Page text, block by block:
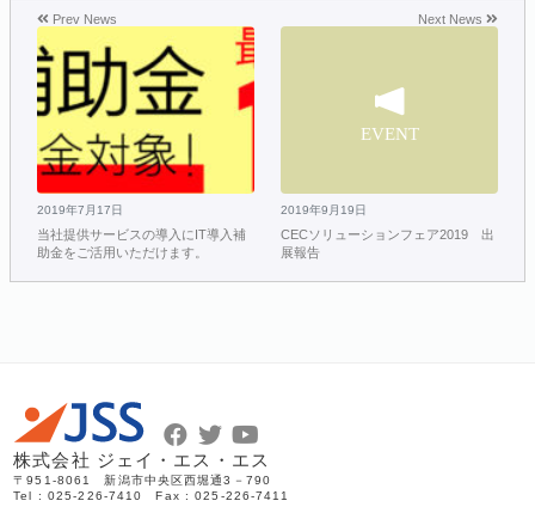
Prev News
2019年7月17日
当社提供サービスの導入にIT導入補
助金をご活用いただけます。
Next News
2019年9月19日
CECソリューションフェア2019 出
展報告
株式会社 ジェイ・エス・エス
〒951-8061 新潟市中央区西堀通3－790
Tel : 025-226-7410 Fax : 025-226-7411